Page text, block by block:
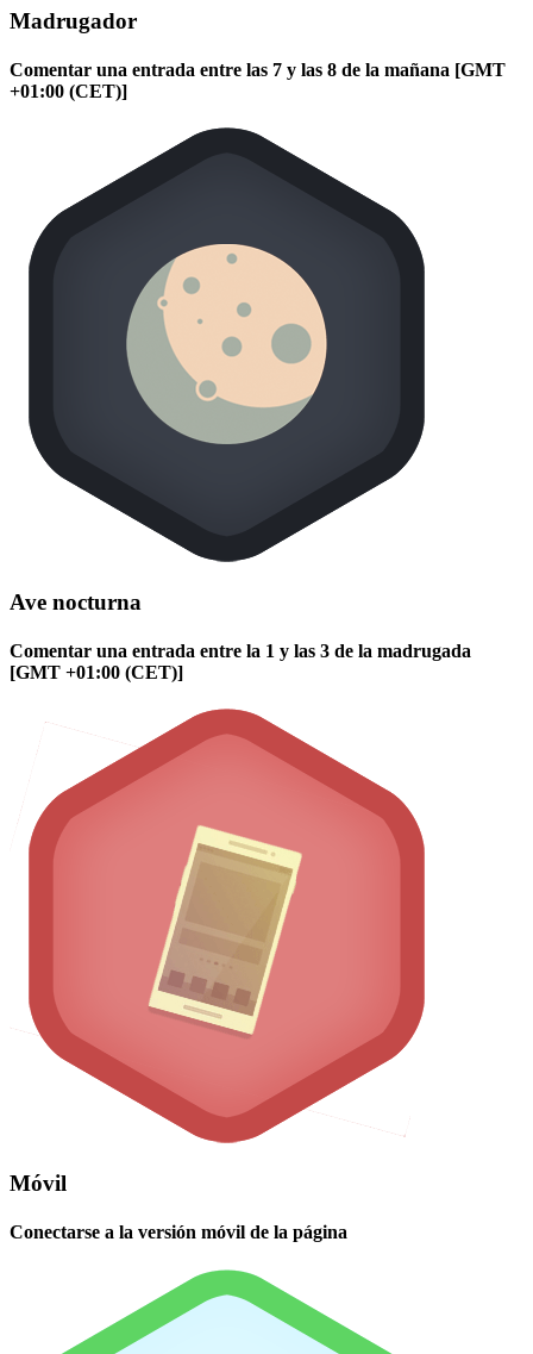
Madrugador
Comentar una entrada entre las 7 y las 8 de la mañana [GMT
+01:00 (CET)]
Ave nocturna
Comentar una entrada entre la 1 y las 3 de la madrugada
[GMT +01:00 (CET)]
Móvil
Conectarse a la versión móvil de la página